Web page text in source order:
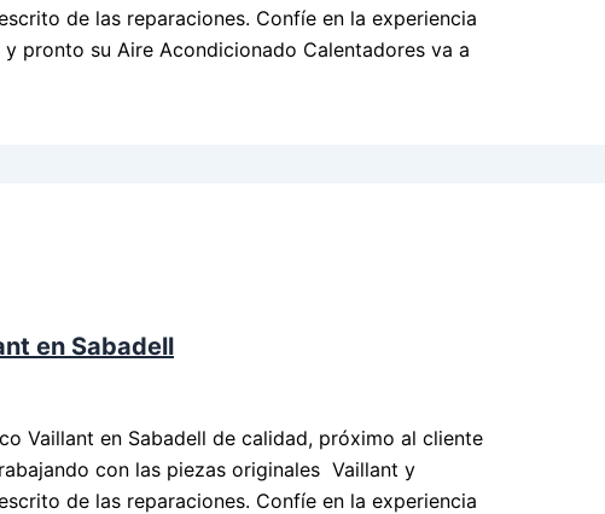
de las reparaciones. Confíe en la experiencia
pronto su Aire Acondicionado Calentadores va a
en Sabadell
Vaillant en Sabadell de calidad, próximo al cliente
con las piezas originales Vaillant y
de las reparaciones. Confíe en la experiencia